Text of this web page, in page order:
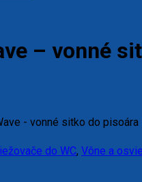
– vonné
- vonné sitko do
do WC, Vône a